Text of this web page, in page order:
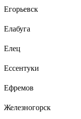
Егорьевск
Елабуга
Елец
Ессентуки
Ефремов
Железногорск